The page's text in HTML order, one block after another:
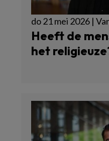
do 21 mei 2026 |
Heeft de
het